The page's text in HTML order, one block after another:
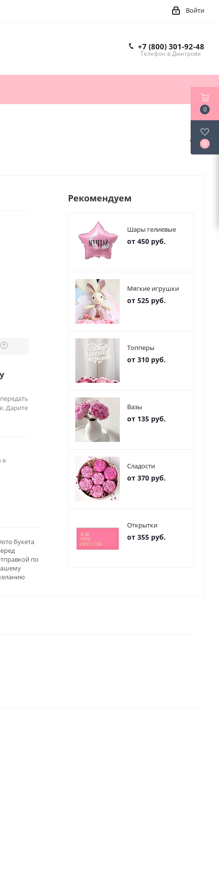
Войти
+7 (800) 301-92-48
Телефон в Дмитрове
?
Дарите
в
букета
по
Рекомендуем
Шары гелиевые
от 450 руб.
Мягкие игрушки
от 525 руб.
Топперы
от 310 руб.
Вазы
от 135 руб.
Сладости
от 370 руб.
Открытки
от 355 руб.
0
0